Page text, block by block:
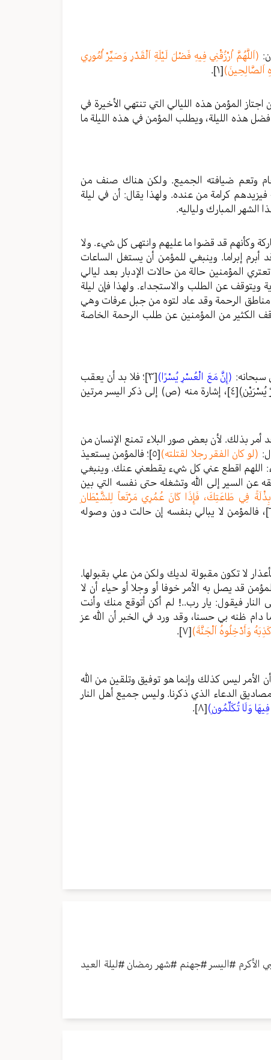
(اَللَّهُمَّ اُرْزُقْنِي فِيهِ فَضْلَ لَيْلَةِ اَلْقَدْرِ وَصَيِّرْ أُمُورِي
اَلصَّالِحِينَ)[١] .
المؤمن هذه الليالي التي تنتهي الأخيرة في
فضل هذه الليلة، ويطلب المؤمن في هذه الليلة ما
وتعم ضيافته الجميع. ولكن هناك صنف من
كرامة من عنده. ولهذا يقال: أن في ليلة
الشهر المبارك ولياليه.
وكأنهم قد قضوا ما عليهم وانتهى كل شيء. ولا
أبرم إبراما. وينبغي للمؤمن أن يستغل الساعات
المؤمنين حالة من حالات الإدبار بعد ليالي
ويتوقف عن الطلب والاستجداء. ولهذا فإن ليلة
مناطق الرحمة وقد عاد لتوه من جبل عرفات وهي
الكثير من المؤمنين عن طلب الرحمة الخاصة
سبحانه: (إِنَّ مَعَ الْعُسْرِ يُسْرًا)[٣]
؛ فلا بد أن يعقب
يُسْرَيْنِ)[٤]
، إشارة منه (ص) إلى ذكر اليسر مرتين
أمر بذلك. لأن بعض صور البلاء تمنع الإنسان من
(لو كان الفقر رجلا لقتلته)[٥]
؛ فالمؤمن يستعيذ
اللهم اقطع عني كل شيء يقطعني عنك. وينبغي
عن السير إلى الله وتشغله حتى نفسه التي بين
فِي طَاعَتِكَ، فَإِذَا كَانَ عُمُرِي مَرْتَعاً لِلشَّيْطَانِ
، فالمؤمن لا يبالي بنفسه إن حالت دون وصوله
لا تكون مقبولة لديك ولكن من علي بقبولها.
قد يصل به الأمر خوفا أو وجلا أو حياء أن لا
النار فيقول: يار رب..! لم أكن أتوقع منك وأنت
دام ظنه بي حسنا، وقد ورد في الخبر أن الله عز
وَأَدْخِلُوهُ اَلْجَنَّةَ)[٧] .
ليس كذلك وإنما هو توفيق وتلقين من الله
الدعاء الذي ذكرنا. وليس جميع أهل النار
وَلَا تُكَلِّمُونِ)[٨] .
الأكرم #اليسر #جهنم #شهر رمضان #ليلة العيد